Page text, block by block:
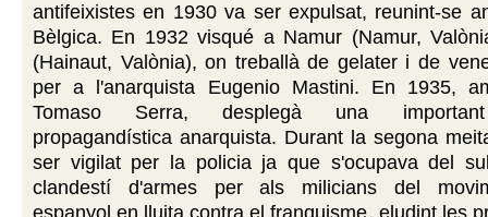
antifeixistes en 1930 va ser expulsat, reunint-se
Bèlgica. En 1932 visqué a Namur (Namur,
(Hainaut, Valònia), on treballà de gelater i de
per a l'anarquista Eugenio Mastini. En 1935,
Tomaso Serra, desplegà una
propagandística anarquista. Durant la segona
ser vigilat per la policia ja que s'ocupava del
clandestí d'armes per als milicians del